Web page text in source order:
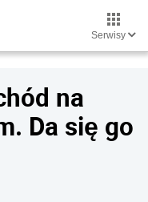
Serwisy
na
Da się go